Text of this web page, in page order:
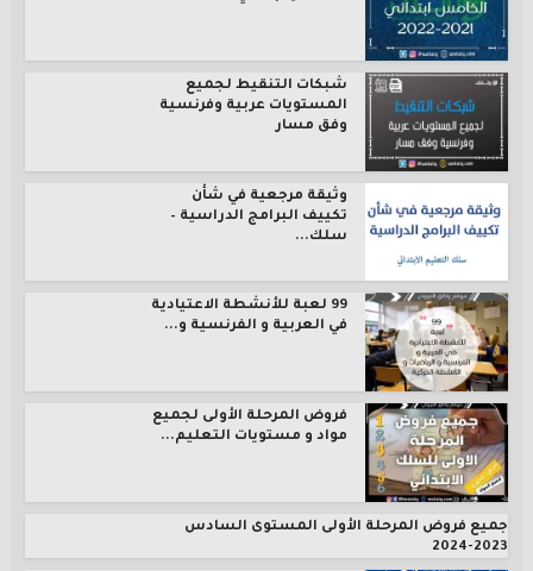
شبكات التنقيط لجميع
المستويات عربية وفرنسية
وفق مسار
وثيقة مرجعية في شأن
تكييف البرامج الدراسية –
سلك...
99 لعبة للأنشطة الاعتيادية
في العربية و الفرنسية و...
فروض المرحلة الأولى لجميع
مواد و مستويات التعليم...
جميع فروض المرحلة الأولى المستوى السادس
2023-2024